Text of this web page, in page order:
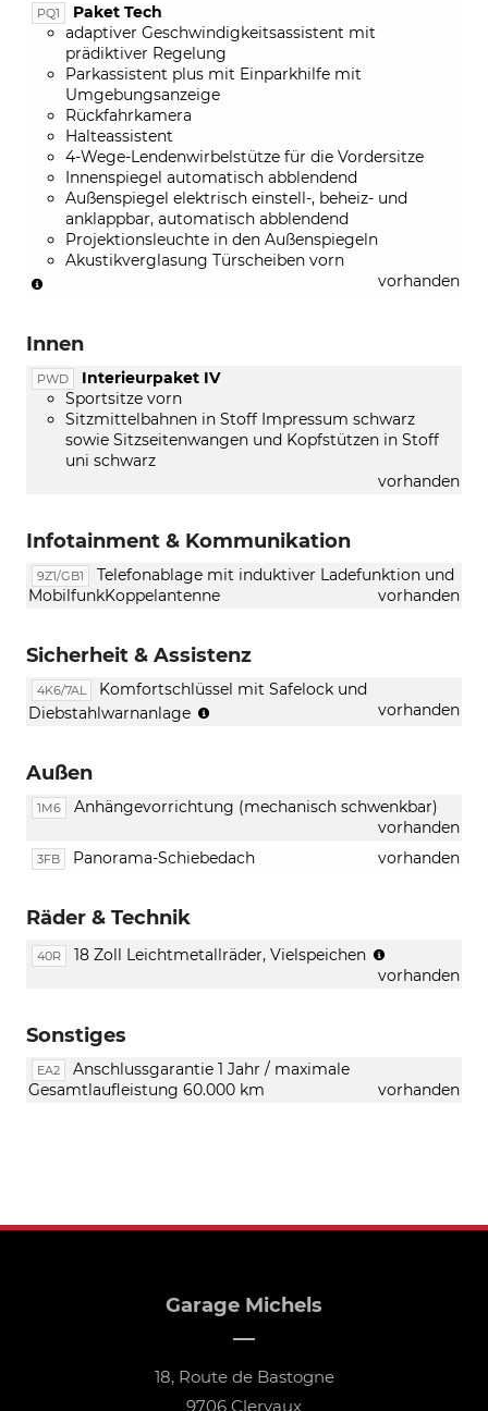
PQ1
Paket Tech
adaptiver Geschwindigkeitsassistent mit
prädiktiver Regelung
Parkassistent plus mit Einparkhilfe mit
Umgebungsanzeige
Rückfahrkamera
Halteassistent
4-Wege-Lendenwirbelstütze für die Vordersitze
Innenspiegel automatisch abblendend
Außenspiegel elektrisch einstell-, beheiz- und
anklappbar, automatisch abblendend
Projektionsleuchte in den Außenspiegeln
Akustikverglasung Türscheiben vorn
mit
Komfortschlüssel
mit
Safelock
und
Diebstahlwarnanlage)
vorhanden
Innen
PWD
Interieurpaket IV
Sportsitze vorn
Sitzmittelbahnen in Stoff Impressum schwarz
sowie Sitzseitenwangen und Kopfstützen in Stoff
uni schwarz
vorhanden
Infotainment & Kommunikation
9Z1/GB1
Telefonablage mit induktiver Ladefunktion und
MobilfunkKoppelantenne
vorhanden
Sicherheit & Assistenz
4K6/7AL
Komfortschlüssel mit Safelock und
Diebstahlwarnanlage
Paket
oder
oder
vorhanden
Außen
1M6
Anhängevorrichtung (mechanisch schwenkbar)
vorhanden
3FB Panorama-Schiebedach vorhanden
Räder & Technik
40R 18 Zoll Leichtmetallräder, Vielspeichen
235/55
vorhanden
Sonstiges
EA2
Anschlussgarantie 1 Jahr / maximale
Gesamtlaufleistung 60.000 km
vorhanden
Garage Michels
18, Route de Bastogne
9706 Clervaux